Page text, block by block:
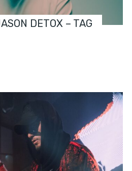
DETOX – TAG